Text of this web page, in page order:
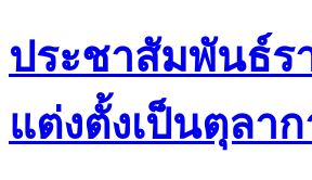
ประชาสัมพันธ์ร
แต่งตั้งเป็นตุลา